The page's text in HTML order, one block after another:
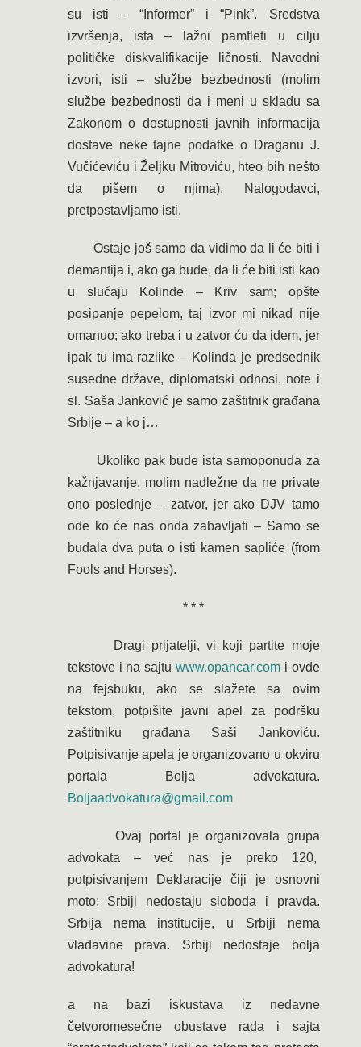
su isti – “Informer” i “Pink”. Sredstva
izvršenja, ista – lažni pamfleti u cilju
političke diskvalifikacije ličnosti. Navodni
izvori, isti – službe bezbednosti (molim
službe bezbednosti da i meni u skladu sa
Zakonom o dostupnosti javnih informacija
dostave neke tajne podatke o Draganu J.
Vučićeviću i Željku Mitroviću, hteo bih nešto
da pišem o njima). Nalogodavci,
pretpostavljamo isti.
Ostaje još samo da vidimo da li će biti i
demantija i, ako ga bude, da li će biti isti kao
u slučaju Kolinde – Kriv sam; opšte
posipanje pepelom, taj izvor mi nikad nije
omanuo; ako treba i u zatvor ću da idem, jer
ipak tu ima razlike – Kolinda je predsednik
susedne države, diplomatski odnosi, note i
sl. Saša Janković je samo zaštitnik građana
Srbije – a ko j…
Ukoliko pak bude ista samoponuda za
kažnjavanje, molim nadležne da ne private
ono poslednje – zatvor, jer ako DJV tamo
ode ko će nas onda zabavljati – Samo se
budala dva puta o isti kamen sapliće (from
Fools and Horses).
* * *
Dragi prijatelji, vi koji partite moje
tekstove i na sajtu www.opancar.com i ovde
na fejsbuku, ako se slažete sa ovim
tekstom, potpišite javni apel za podršku
zaštitniku građana Saši Jankoviću.
Potpisivanje apela je organizovano u okviru
portala Bolja advokatura.
Boljaadvokatura@gmail.com
Ovaj portal je organizovala grupa
advokata – već nas je preko 120,
potpisivanjem Deklaracije čiji je osnovni
moto: Srbiji nedostaju sloboda i pravda.
Srbija nema institucije, u Srbiji nema
vladavine prava. Srbiji nedostaje bolja
advokatura!
a na bazi iskustava iz nedavne
četvoromesečne obustave rada i sajta